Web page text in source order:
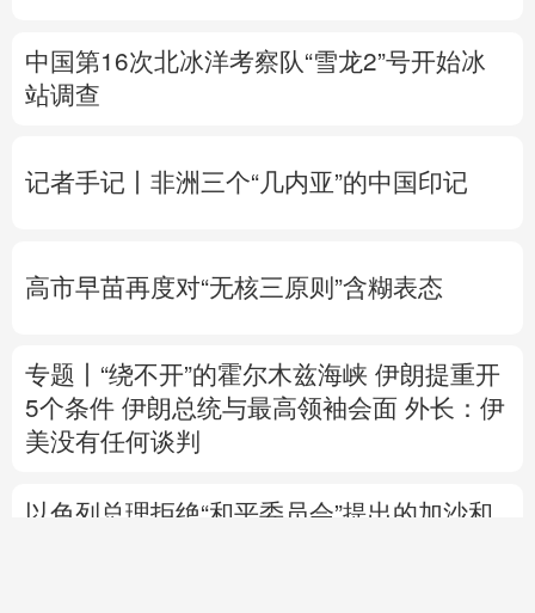
中国第16次北冰洋考察队“雪龙2”号开始冰
站调查
记者手记丨非洲三个“几内亚”的中国印记
高市早苗再度对“无核三原则”含糊表态
专题丨 “绕不开”的霍尔木兹海峡 伊朗提重开
5个条件 伊朗总统与最高领袖会面 外长：伊
美没有任何谈判
以色列总理拒绝“和平委员会”提出的加沙和